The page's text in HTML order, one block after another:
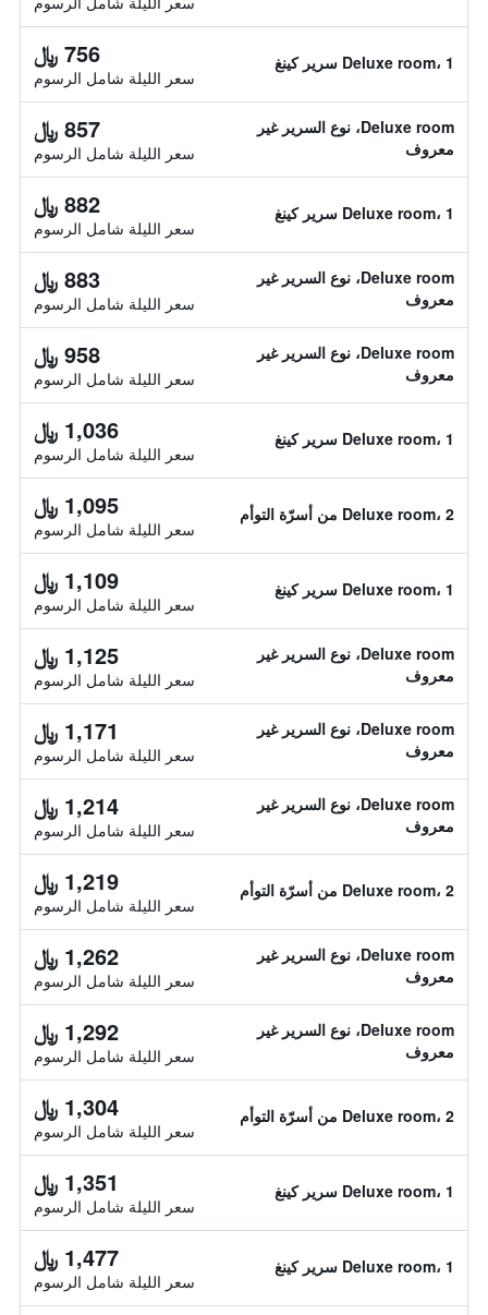
Deluxe room، 1 سرير كينغ 756 ﷼
سعر الليلة شامل الرسوم
Deluxe room، نوع السرير غير
معروف
857 ﷼
سعر الليلة شامل الرسوم
Deluxe room، 1 سرير كينغ 882 ﷼
سعر الليلة شامل الرسوم
Deluxe room، نوع السرير غير
معروف
883 ﷼
سعر الليلة شامل الرسوم
Deluxe room، نوع السرير غير
معروف
958 ﷼
سعر الليلة شامل الرسوم
Deluxe room، 1 سرير كينغ 1,036 ﷼
سعر الليلة شامل الرسوم
Deluxe room، 2 من أسرّة التوأم 1,095 ﷼
سعر الليلة شامل الرسوم
Deluxe room، 1 سرير كينغ 1,109 ﷼
سعر الليلة شامل الرسوم
Deluxe room، نوع السرير غير
معروف
1,125 ﷼
سعر الليلة شامل الرسوم
Deluxe room، نوع السرير غير
معروف
1,171 ﷼
سعر الليلة شامل الرسوم
Deluxe room، نوع السرير غير
معروف
1,214 ﷼
سعر الليلة شامل الرسوم
Deluxe room، 2 من أسرّة التوأم 1,219 ﷼
سعر الليلة شامل الرسوم
Deluxe room، نوع السرير غير
معروف
1,262 ﷼
سعر الليلة شامل الرسوم
Deluxe room، نوع السرير غير
معروف
1,292 ﷼
سعر الليلة شامل الرسوم
Deluxe room، 2 من أسرّة التوأم 1,304 ﷼
سعر الليلة شامل الرسوم
Deluxe room، 1 سرير كينغ 1,351 ﷼
سعر الليلة شامل الرسوم
Deluxe room، 1 سرير كينغ 1,477 ﷼
سعر الليلة شامل الرسوم